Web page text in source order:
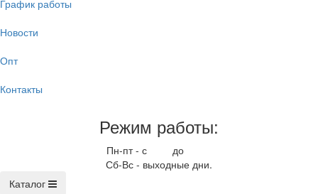
График работы
Новости
Опт
Контакты
Режим работы:
Пн-пт - с до
Сб-Вс - выходные дни.
Каталог